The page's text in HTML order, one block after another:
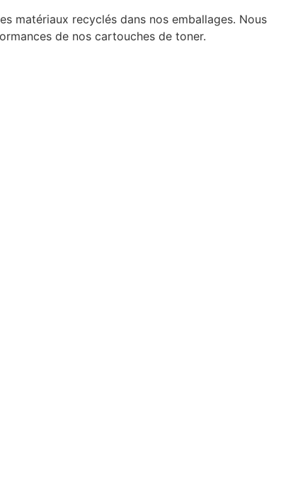
matériaux recyclés dans nos emballages. Nous
de nos cartouches de toner.